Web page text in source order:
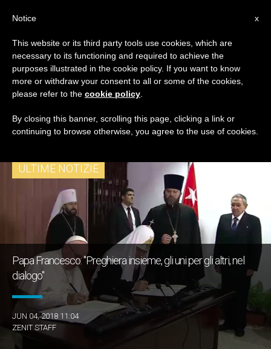
TAG
Posts Tagged
‘patriarcato Di Mosca’
ULTIME NOTIZIE
Papa Francesco: "Preghiera insieme, gli uni per gli altri, nel
dialogo"
JUN 04, 2018 11:04
ZENIT STAFF
x
Notice
This website or its third party tools use cookies, which are
necessary to its functioning and required to achieve the
purposes illustrated in the cookie policy. If you want to know
more or withdraw your consent to all or some of the cookies,
please refer to the cookie policy
By closing this banner, scrolling this page, clicking a link or
continuing to browse otherwise, you agree to the use of cookies.